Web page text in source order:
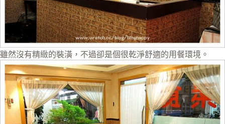
雖然沒有精緻的裝潢，不過卻是個很乾淨舒適的用餐環境。